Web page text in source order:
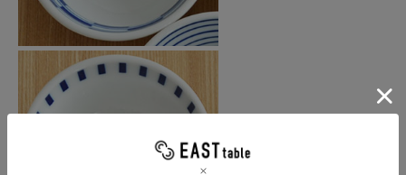
太めの縦線が入ったストライプ